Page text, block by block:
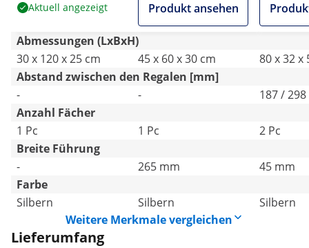
Aktuell angezeigt Produkt ansehen
Abmessungen (LxBxH)
30 x 120 x 25 cm
45 x 60 x 30 cm
80 x 32 x
Abstand zwischen den Regalen [mm]
-
-
187 / 298
Anzahl Fächer
1 Pc
1 Pc
2 Pc
Breite Führung
-
265 mm
45 mm
Farbe
Silbern
Silbern
Silbern
Weitere Merkmale vergleichen
Lieferumfang